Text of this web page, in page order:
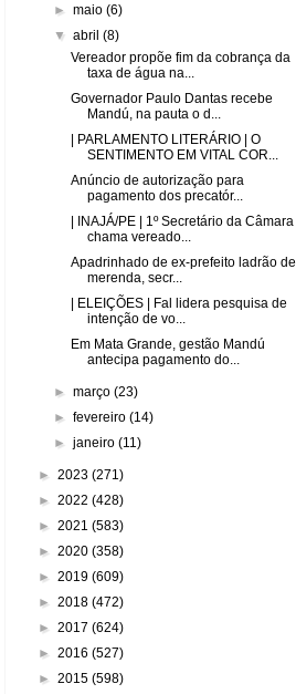
►maio(6)
▼abril(8)
Vereador propõe fim da cobrança da
taxa de água na...
Governador Paulo Dantas recebe
Mandú, na pauta o d...
| PARLAMENTO LITERÁRIO | O
SENTIMENTO EM VITAL COR...
Anúncio de autorização para
pagamento dos precatór...
| INAJÁ/PE | 1º Secretário da Câmara
chama vereado...
Apadrinhado de ex-prefeito ladrão de
merenda, secr...
| ELEIÇÕES | Fal lidera pesquisa de
intenção de vo...
Em Mata Grande, gestão Mandú
antecipa pagamento do...
►março(23)
►fevereiro(14)
►janeiro(11)
► 2023 (271)
► 2022 (428)
► 2021 (583)
► 2020 (358)
► 2019 (609)
► 2018 (472)
► 2017 (624)
► 2016 (527)
► 2015 (598)